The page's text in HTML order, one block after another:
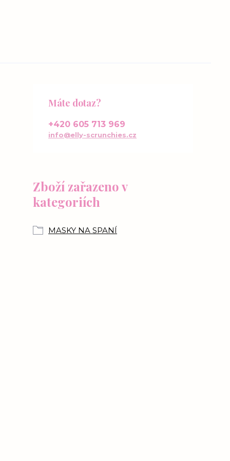
Zboží zařazeno v
kategoriích
MASKY NA SPANÍ
Máte dotaz?
+420 605 713 969
info@elly-scrunchies.cz